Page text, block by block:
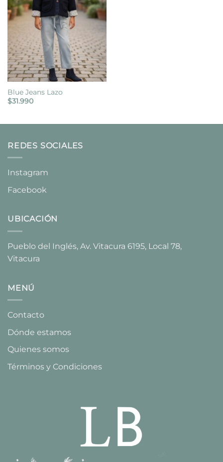
Blue Jeans Lazo
$31.990
REDES SOCIALES
Instagram
Facebook
UBICACIÓN
Pueblo del Inglés, Av. Vitacura 6195, Local 78,
Vitacura​
MENÚ
Contacto
Dónde estamos
Quienes somos
Términos y Condiciones